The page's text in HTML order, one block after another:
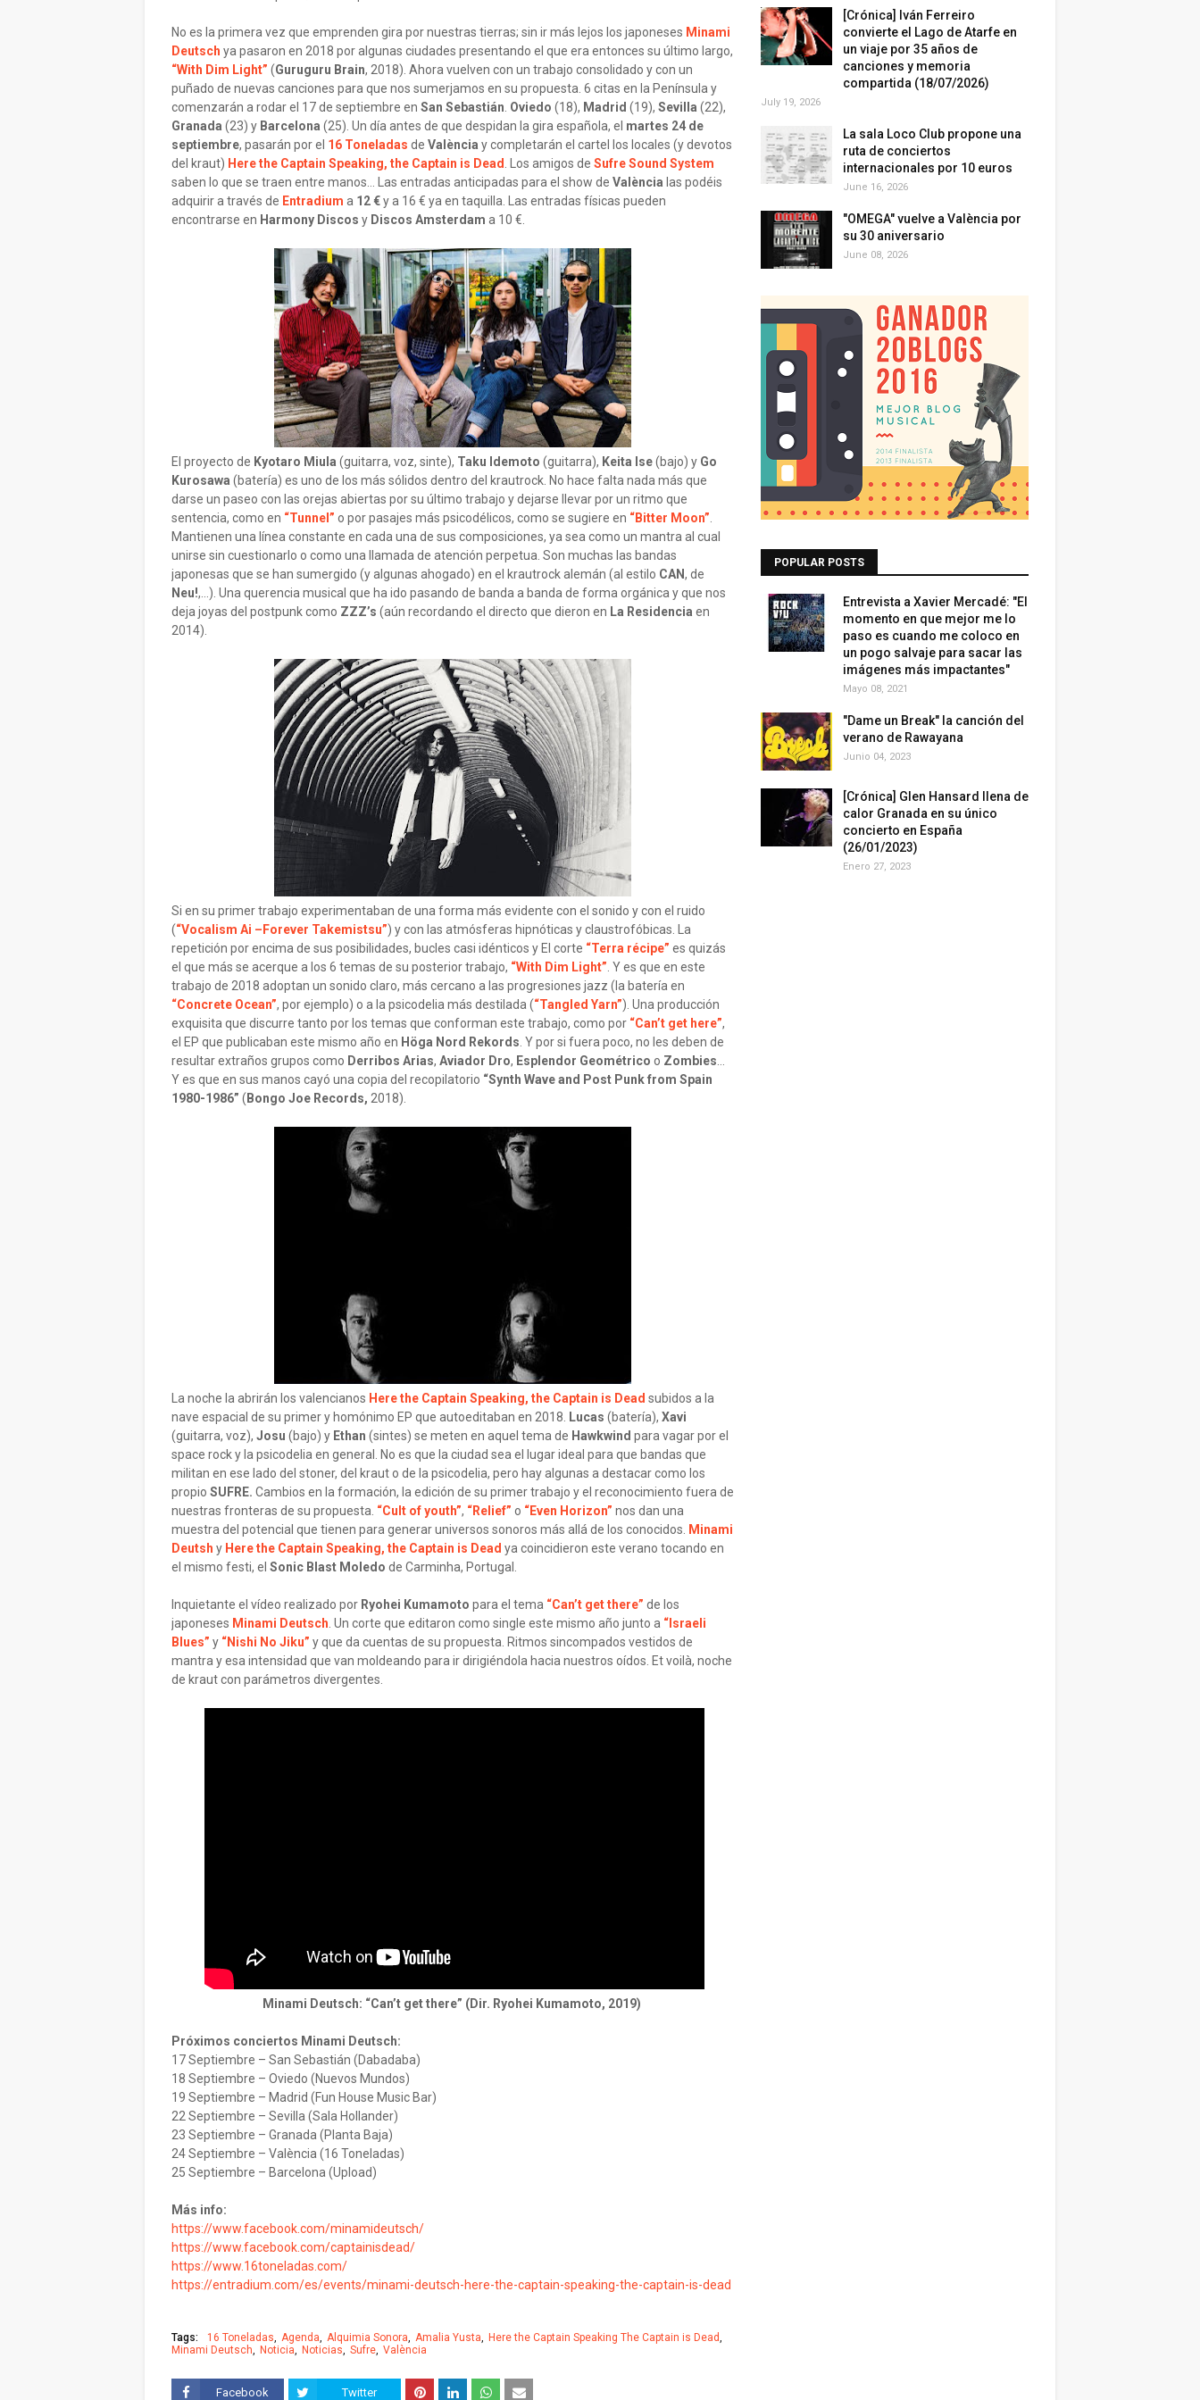
No es la primera vez que emprenden gira por nuestras tierras; sin ir más lejos los japoneses Minami
Deutsch ya pasaron en 2018 por algunas ciudades presentando el que era entonces su último largo,
“With Dim Light” (Guruguru Brain, 2018). Ahora vuelven con un trabajo consolidado y con un
puñado de nuevas canciones para que nos sumerjamos en su propuesta. 6 citas en la Península y
comenzarán a rodar el 17 de septiembre en San Sebastián Oviedo (18), Madrid (19), Sevilla (22),
Granada (23) y Barcelona (25). Un día antes de que despidan la gira española, el martes 24 de
septiembre, pasarán por el 16 Toneladas de València y completarán el cartel los locales (y devotos
del kraut) Here the Captain Speaking, the Captain is Dead . Los amigos de Sufre Sound System
saben lo que se traen entre manos… Las entradas anticipadas para el show de València las podéis
adquirir a través de Entradium a 12 €y a 16 € ya en taquilla. Las entradas físicas pueden
encontrarse en Harmony Discos y Discos Amsterdam a 10 €.
El proyecto de Kyotaro Miula (guitarra, voz, sinte), Taku Idemoto (guitarra), Keita Ise(bajo) y Go
Kurosawa (batería) es uno de los más sólidos dentro del krautrock. No hace falta nada más que
darse un paseo con las orejas abiertas por su último trabajo y dejarse llevar por un ritmo que
sentencia, como en “Tunnel” o por pasajes más psicodélicos, como se sugiere en “Bitter Moon”
Mantienen una línea constante en cada una de sus composiciones, ya sea como un mantra al cual
unirse sin cuestionarlo o como una llamada de atención perpetua. Son muchas las bandas
japonesas que se han sumergido (y algunas ahogado) en el krautrock alemán (al estilo CAN, de
Neu!,…). Una querencia musical que ha ido pasando de banda a banda de forma orgánica y que nos
deja joyas del postpunk como ZZZ’s (aún recordando el directo que dieron en La Residencia en
2014).
Si en su primer trabajo experimentaban de una forma más evidente con el sonido y con el ruido
(“Vocalism Ai –Forever Takemistsu”) y con las atmósferas hipnóticas y claustrofóbicas. La
repetición por encima de sus posibilidades, bucles casi idénticos y El corte “Terra récipe” es quizás
el que más se acerque a los 6 temas de su posterior trabajo, “With Dim Light” . Y es que en este
trabajo de 2018 adoptan un sonido claro, más cercano a las progresiones jazz (la batería en
“Concrete Ocean”, por ejemplo) o a la psicodelia más destilada (“Tangled Yarn”). Una producción
exquisita que discurre tanto por los temas que conforman este trabajo, como por “Can’t get here”,
el EP que publicaban este mismo año en Höga Nord Rekords . Y por si fuera poco, no les deben de
resultar extraños grupos como Derribos Arias, Aviador Dro, Esplendor Geométrico o Zombies
Y es que en sus manos cayó una copia del recopilatorio “Synth Wave and Post Punk from Spain
1980-1986” ( Bongo Joe Records, 2018).
La noche la abrirán los valencianos Here the Captain Speaking, the Captain is Dead subidos a la
nave espacial de su primer y homónimo EP que autoeditaban en 2018.
Lucas (batería), Xavi
(guitarra, voz), Josu (bajo) y Ethan (sintes) se meten en aquel tema de Hawkwind para vagar por el
space rock y la psicodelia en general. No es que la ciudad sea el lugar ideal para que bandas que
militan en ese lado del stoner, del kraut o de la psicodelia, pero hay algunas a destacar como los
propio SUFRE. Cambios en la formación, la edición de su primer trabajo y el reconocimiento fuera de
nuestras fronteras de su propuesta. “Cult of youth”, “Relief” o “Even Horizon” nos dan una
muestra del potencial que tienen para generar universos sonoros más allá de los conocidos.
Minami
Deutsh y Here the Captain Speaking, the Captain is Dead ya coincidieron este verano tocando en
el mismo festi, el Sonic Blast Moledo de Carminha, Portugal.
Inquietante el vídeo realizado por Ryohei Kumamoto para el tema “Can’t get there” de los
japoneses Minami Deutsch . Un corte que editaron como single este mismo año junto a “Israeli
Blues” y “Nishi No Jiku” y que da cuentas de su propuesta. Ritmos sincompados vestidos de
mantra y esa intensidad que van moldeando para ir dirigiéndola hacia nuestros oídos. Et voilà, noche
de kraut con parámetros divergentes.
Minami Deutsch: “Can’t get there” (Dir. Ryohei Kumamoto, 2019)
Próximos conciertos Minami Deutsch:
17 Septiembre – San Sebastián (Dabadaba)
18 Septiembre – Oviedo (Nuevos Mundos)
19 Septiembre – Madrid (Fun House Music Bar)
22 Septiembre – Sevilla (Sala Hollander)
23 Septiembre – Granada (Planta Baja)
24 Septiembre – València (16 Toneladas)
25 Septiembre – Barcelona (Upload)
Más info:
https://www.facebook.com/minamideutsch/
https://www.facebook.com/captainisdead/
https://www.16toneladas.com/
https://entradium.com/es/events/minami-deutsch-here-the-captain-speaking-the-captain-is-dead
Tags: 16 Toneladas Agenda Alquimia Sonora Amalia Yusta
Here the Captain Speaking The Captain is Dead
Minami Deutsch
Noticia Noticias Sufre València
Facebook Twitter
[Crónica] Iván Ferreiro
convierte el Lago de Atarfe en
un viaje por 35 años de
canciones y memoria
compartida (18/07/2026)
July 19, 2026
La sala Loco Club propone una
ruta de conciertos
internacionales por 10 euros
June 16, 2026
"OMEGA" vuelve a València por
su 30 aniversario
June 08, 2026
POPULAR POSTS
Entrevista a Xavier Mercadé: "El
momento en que mejor me lo
paso es cuando me coloco en
un pogo salvaje para sacar las
imágenes más impactantes"
Mayo 08, 2021
"Dame un Break" la canción del
verano de Rawayana
Junio 04, 2023
[Crónica] Glen Hansard llena de
calor Granada en su único
concierto en España
(26/01/2023)
Enero 27, 2023